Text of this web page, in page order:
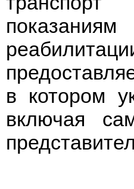
в котором
включая